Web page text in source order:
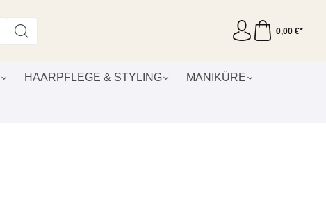
0,00 €*
HAARPFLEGE & STYLING MANIKÜRE